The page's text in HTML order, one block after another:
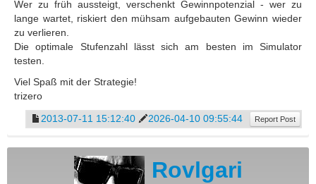
Wer zu früh aussteigt, verschenkt Gewinnpotenzial - wer zu
lange wartet, riskiert den mühsam aufgebauten Gewinn wieder
zu verlieren.
Die optimale Stufenzahl lässt sich am besten im Simulator
testen.
Viel Spaß mit der Strategie!
trizero
2013-07-11 15:12:40
2026-04-10 09:55:44 Report Post
Rovlgari